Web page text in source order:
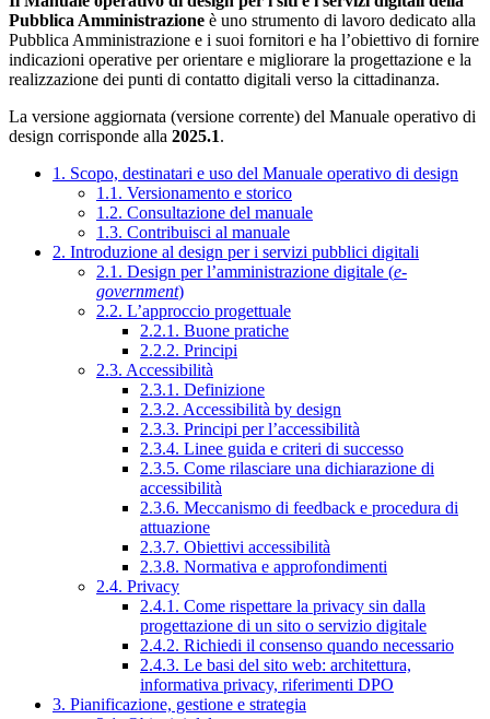
Pubblica Amministrazione è uno strumento di lavoro dedicato alla
Pubblica Amministrazione e i suoi fornitori e ha l’obiettivo di fornire
indicazioni operative per orientare e migliorare la progettazione e la
realizzazione dei punti di contatto digitali verso la cittadinanza.
La versione aggiornata (versione corrente) del Manuale operativo di
design corrisponde alla 2025.1.
1. Scopo, destinatari e uso del Manuale operativo di design
1.1. Versionamento e storico
1.2. Consultazione del manuale
1.3. Contribuisci al manuale
2. Introduzione al design per i servizi pubblici digitali
2.1. Design per l’amministrazione digitale (e-
government)
2.2. L’approccio progettuale
2.2.1. Buone pratiche
2.2.2. Principi
2.3. Accessibilità
2.3.1. Definizione
2.3.2. Accessibilità by design
2.3.3. Principi per l’accessibilità
2.3.4. Linee guida e criteri di successo
2.3.5. Come rilasciare una dichiarazione di
accessibilità
2.3.6. Meccanismo di feedback e procedura di
attuazione
2.3.7. Obiettivi accessibilità
2.3.8. Normativa e approfondimenti
2.4. Privacy
2.4.1. Come rispettare la privacy sin dalla
progettazione di un sito o servizio digitale
2.4.2. Richiedi il consenso quando necessario
2.4.3. Le basi del sito web: architettura,
informativa privacy, riferimenti DPO
3. Pianificazione, gestione e strategia